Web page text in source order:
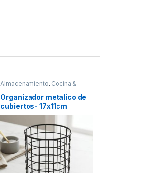
Almacenamiento, Cocina &
Organizador metalico de
cubiertos- 17x11cm
(50476)